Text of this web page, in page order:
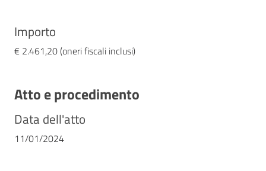
Importo
€ 2.461,20 (oneri fiscali inclusi)
Atto e procedimento
Data dell'atto
11/01/2024